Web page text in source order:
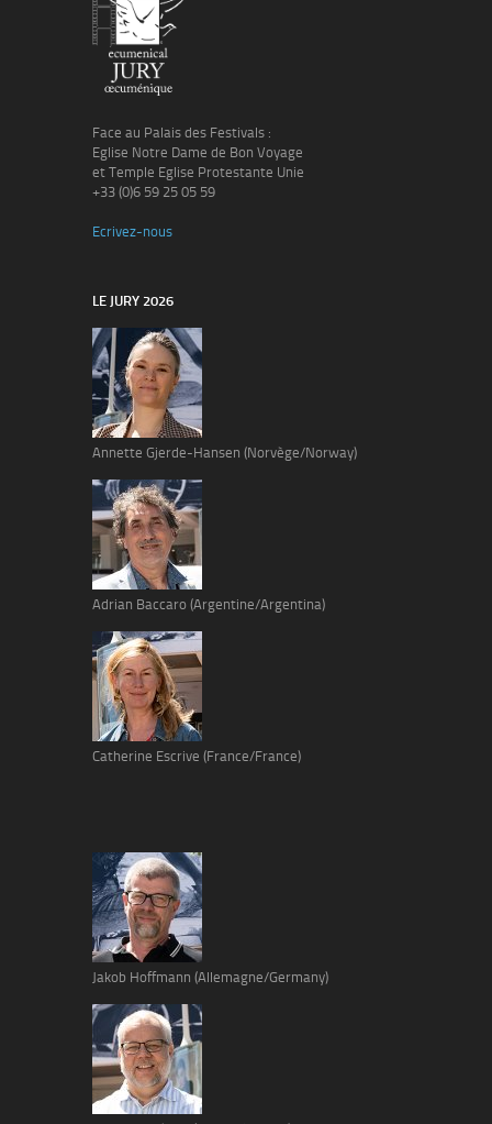
Face au Palais des Festivals :
Eglise Notre Dame de Bon Voyage
et Temple Eglise Protestante Unie
+33 (0)6 59 25 05 59
Ecrivez-nous
LE JURY 2026
Annette Gjerde-Hansen (Norvège/Norway)
Adrian Baccaro (Argentine/Argentina)
Catherine Escrive (France/France)
Jakob Hoffmann (Allemagne/Germany)